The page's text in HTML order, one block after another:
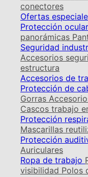
conectores
Ofertas
Protección ocular
panorámicas
Seguridad
Accesorios
estructura
Accesorios de
Protección de
Gorras
Cascos trabajo
Protección
Mascarillas
Protección
Auriculares
Ropa de trabajo
visibilidad Polos